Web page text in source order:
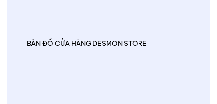
BẢN ĐỒ CỬA HÀNG DESMON STORE